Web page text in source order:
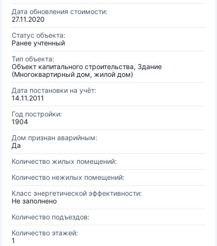
Дата обновления стоимости:
27.11.2020
Статус объекта:
Ранее учтенный
Тип объекта:
Объект капитального строительства, Здание
(Многоквартирный дом, жилой дом)
Дата постановки на учёт:
14.11.2011
Год постройки:
1904
Дом признан аварийным:
Да
Количество жилых помещений:
Количество нежилых помещений:
Класс энергетической эффективности:
Не заполнено
Количество подъездов:
Количество этажей:
1